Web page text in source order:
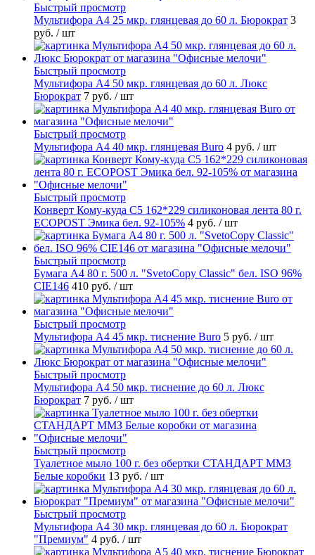
Быстрый просмотр
Мультифора А4 25 мкр. глянцевая до 60 л. Бюрократ 3
руб. / шт
Быстрый просмотр
Мультифора А4 50 мкр. глянцевая до 60 л. Люкс
Бюрократ 7 руб. / шт
Быстрый просмотр
Мультифора А4 40 мкр. глянцевая Buro 4 руб. / шт
Быстрый просмотр
Конверт Кому-куда С5 162*229 силиконовая лента 80 г.
ECOPOST Эмика бел. 92-105% 4 руб. / шт
Быстрый просмотр
Бумага А4 80 г. 500 л. "SvetoCopy Classic" бел. ISO 96%
CIE146 410 руб. / шт
Быстрый просмотр
Мультифора А4 45 мкр. тиснение Buro 5 руб. / шт
Быстрый просмотр
Мультифора А4 50 мкр. тиснение до 60 л. Люкс
Бюрократ 7 руб. / шт
Быстрый просмотр
Туалетное мыло 100 г. без обертки СТАНДАРТ ММЗ
Белые коробки 13 руб. / шт
Быстрый просмотр
Мультифора А4 30 мкр. глянцевая до 60 л. Бюрократ
"Премиум" 4 руб. / шт